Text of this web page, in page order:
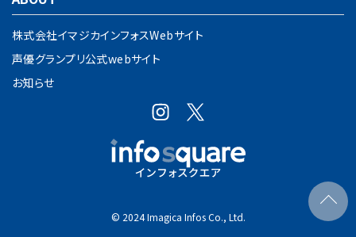
株式会社イマジカインフォスWebサイト
声優グランプリ公式webサイト
お知らせ
© 2024 Imagica Infos Co., Ltd.